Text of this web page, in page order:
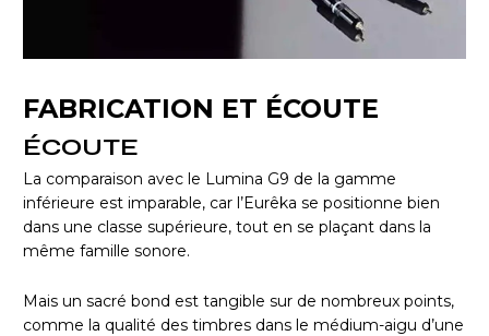
FABRICATION ET ÉCOUTE
ÉCOUTE
La comparaison avec le Lumina G9 de la gamme
inférieure est imparable, car l’Eurêka se positionne bien
dans une classe supérieure, tout en se plaçant dans la
même famille sonore.
Mais un sacré bond est tangible sur de nombreux points,
comme la qualité des timbres dans le médium-aigu d’une